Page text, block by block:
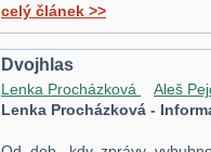
celý článek >>
Dvojhlas
Lenka Procházková
Aleš
Lenka Procházková -